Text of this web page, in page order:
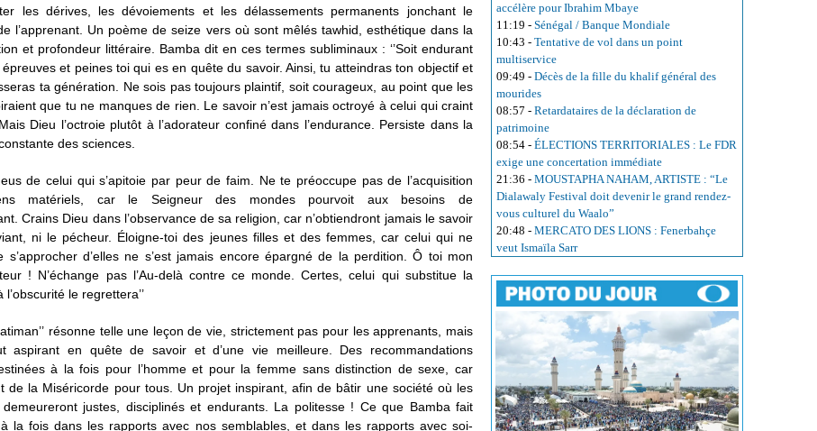
les dérives, les dévoiements et les délassements permanents jonchant le
l’apprenant. Un poème de seize vers où sont mêlés tawhid, esthétique dans la
et profondeur littéraire. Bamba dit en ces termes subliminaux : ‘’Soit endurant
et peines toi qui es en quête du savoir. Ainsi, tu atteindras ton objectif et
ta génération. Ne sois pas toujours plaintif, soit courageux, au point que les
que tu ne manques de rien. Le savoir n’est jamais octroyé à celui qui craint
Dieu l’octroie plutôt à l’adorateur confiné dans l’endurance. Persiste dans la
des sciences.
de celui qui s’apitoie par peur de faim. Ne te préoccupe pas de l’acquisition
matériels, car le Seigneur des mondes pourvoit aux besoins de
Crains Dieu dans l’observance de sa religion, car n’obtiendront jamais le savoir
ni le pécheur. Éloigne-toi des jeunes filles et des femmes, car celui qui ne
s’approcher d’elles ne s’est jamais encore épargné de la perdition. Ô toi mon
! N’échange pas l’Au-delà contre ce monde. Certes, celui qui substitue la
l’obscurité le regrettera’’
résonne telle une leçon de vie, strictement pas pour les apprenants, mais
aspirant en quête de savoir et d’une vie meilleure. Des recommandations
à la fois pour l’homme et pour la femme sans distinction de sexe, car
de la Miséricorde pour tous. Un projet inspirant, afin de bâtir une société où les
demeureront justes, disciplinés et endurants. La politesse ! Ce que Bamba fait
la fois dans les rapports avec nos semblables, et dans les rapports avec soi-
accélère pour Ibrahim Mbaye
11:19 - Sénégal / Banque Mondiale
10:43 - Tentative de vol dans un point
multiservice
09:49 - Décès de la fille du khalif général des
mourides
08:57 - Retardataires de la déclaration de
patrimoine
08:54 - ÉLECTIONS TERRITORIALES : Le FDR
exige une concertation immédiate
21:36 - MOUSTAPHA NAHAM, ARTISTE : “Le
Dialawaly Festival doit devenir le grand rendez-
vous culturel du Waalo”
20:48 - MERCATO DES LIONS : Fenerbahçe
veut Ismaïla Sarr